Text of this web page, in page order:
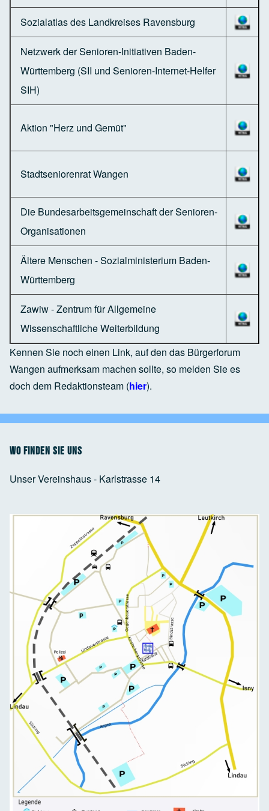
Sozialatlas des Landkreises Ravensburg
Netzwerk der Senioren-Initiativen Baden-
Württemberg (SII und Senioren-Internet-Helfer
SIH)
Aktion "Herz und Gemüt"
Stadtseniorenrat Wangen
Die Bundesarbeitsgemeinschaft der Senioren-
Organisationen
Ältere Menschen - Sozialministerium Baden-
Württemberg
Zawiw - Zentrum für Allgemeine
Wissenschaftliche Weiterbildung
Kennen Sie noch einen Link, auf den das Bürgerforum
Wangen aufmerksam machen sollte, so melden Sie es
doch dem Redaktionsteam (hier).
Wo finden Sie uns
Unser Vereinshaus - Karlstrasse 14